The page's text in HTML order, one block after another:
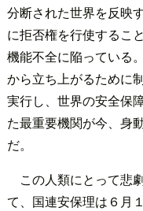
分断された世界を反映
に拒否権を行使するこ
機能不全に陥っている
から立ち上がるために
実行し、世界の安全保
た最重要機関が今、身
だ。
この人類にとって悲
て、国連安保理は６月